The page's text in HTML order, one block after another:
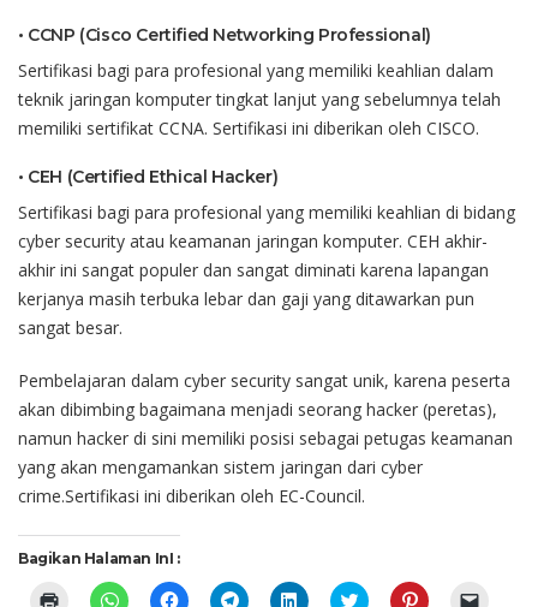
• CCNP (Cisco Certified Networking Professional)
Sertifikasi bagi para profesional yang memiliki keahlian dalam
teknik jaringan komputertingkat lanjut yang sebelumnya telah
memiliki sertifikat CCNA. Sertifikasi ini diberikan oleh CISCO.
• CEH (Certified Ethical Hacker)
Sertifikasi bagi para profesional yang memiliki keahlian di bidang
cyber security atau keamanan jaringan komputer. CEH akhir-
akhir ini sangat populer dan sangat diminati karena lapangan
kerjanya masih terbuka lebar dan gaji yang ditawarkan pun
sangat besar.
Pembelajaran dalam cyber security sangat unik, karena peserta
akan dibimbing bagaimana menjadi seorang hacker (peretas),
namun hacker di sini memiliki posisi sebagai petugas keamanan
yang akan mengamankan sistem jaringan dari cyber
crime.Sertifikasi ini diberikan oleh EC-Council.
Bagikan Halaman InI :
Click Click Click Click Click Click Click